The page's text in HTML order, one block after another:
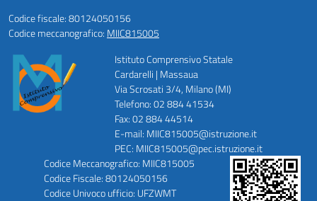
Codice fiscale: 80124050156
Codice meccanografico: MIIC815005
Istituto Comprensivo Statale
Cardarelli | Massaua
Via Scrosati 3/4, Milano (MI)
Telefono: 02 884 41534
Fax: 02 884 44514
E-mail: MIIC815005@istruzione.it
PEC: MIIC815005@pec.istruzione.it
Codice Meccanografico: MIIC815005
Codice Fiscale: 80124050156
Codice Univoco ufficio: UFZWMT